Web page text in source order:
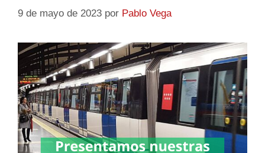
9 de mayo de 2023 por Pablo Vega